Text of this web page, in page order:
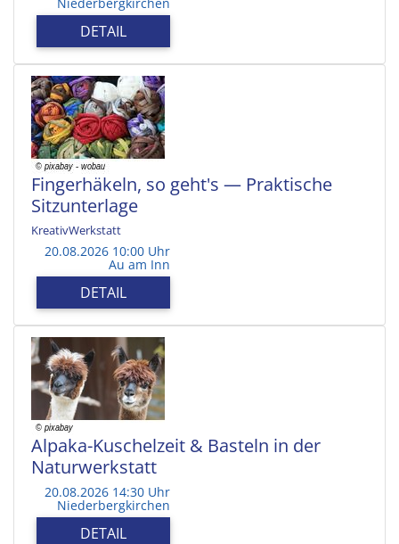
DETAIL
Fingerhäkeln, so geht's — Praktische
Sitzunterlage
KreativWerkstatt
20.08.2026 10:00 Uhr
Au am Inn
DETAIL
Alpaka-Kuschelzeit & Basteln in der
Naturwerkstatt
20.08.2026 14:30 Uhr
Niederbergkirchen
DETAIL